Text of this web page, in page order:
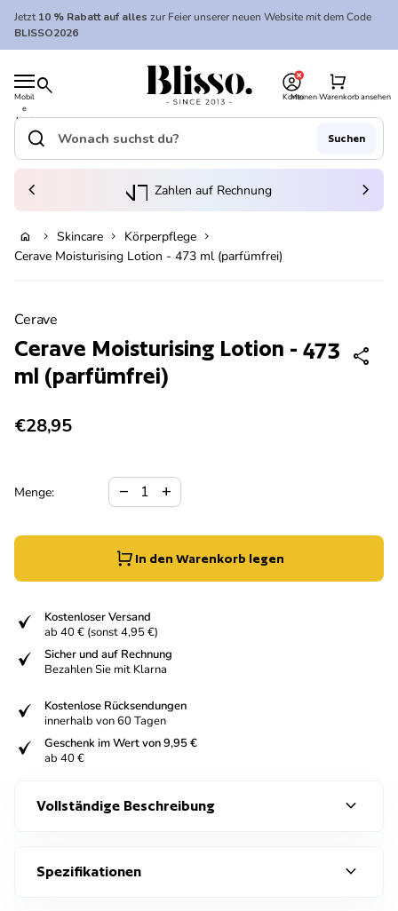
In den Warenkorb legen
Zum Inhalt springen
Jetzt10 % Rabatt auf alles zur Feier unserer neuen Website mit dem Code
BLISSO2026
Mobil
e
Navi
gatio
search
Startseite
Konto
Meinen Warenkorb ansehen
shopping_cart
Startseite
Suche"
search Suchen
(Link öffnet in neuem Tab/Fenster)
Zahlen auf Rechnung
chevron_left chevron_right
home chevron_right Skincare chevron_right Körperpflege chevron_right
Cerave Moisturising Lotion - 473 ml (parfümfrei)
Cerave
Cerave Moisturising Lotion - 473
ml (parfümfrei)
share
Regulärer Preis
€28,95
Menge:
Verringerung der Menge für
remove
Menge erhöhen für
add
In den Warenkorb legen
Kostenloser Versand
ab 40 € (sonst 4,95 €)
Sicher und auf Rechnung
Bezahlen Sie mit Klarna
Kostenlose Rücksendungen
innerhalb von 60 Tagen
Geschenk im Wert von 9,95 €
ab 40 €
Vollständige Beschreibung expand_more
Spezifikationen expand_more